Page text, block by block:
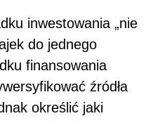
inwestowania „nie
do jednego
finansowania
źródła
określić jaki